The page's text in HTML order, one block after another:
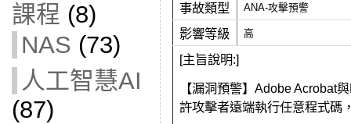
課程 (8)
NAS (73)
人工智慧AI
(87)
事故類型 ANA-攻擊預警
影響等級 高
[主旨說明:]
【漏洞預警】Adobe Acrobat
許攻擊者遠端執行任意程式碼